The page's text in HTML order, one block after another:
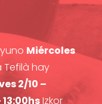
Miércoles
Tefilà hay
2/10 –
Izkor